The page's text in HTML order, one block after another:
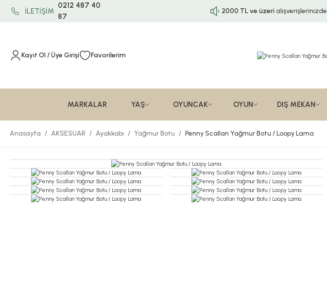
İLETİŞİM
0212 487 40
87
2000 TL ve üzerialışverişlerinizde
Kayıt Ol / Üye Girişi Favorilerim
MARKALAR YAŞ OYUNCAK OYUN DIŞ MEKAN
Anasayfa AKSESUAR Ayakkabı Yağmur Botu Penny Scallan Yağmur Botu / Loopy Lama